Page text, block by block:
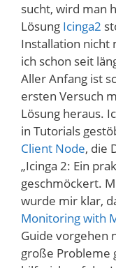
sucht, wird man
Lösung Icinga2
Installation nicht
ich schon seit
Aller Anfang ist
ersten Versuch
Lösung heraus.
in Tutorials
Client Node, die
„Icinga 2: Ein
geschmöckert.
wurde mir klar,
Monitoring with
Guide vorgehen
große Probleme